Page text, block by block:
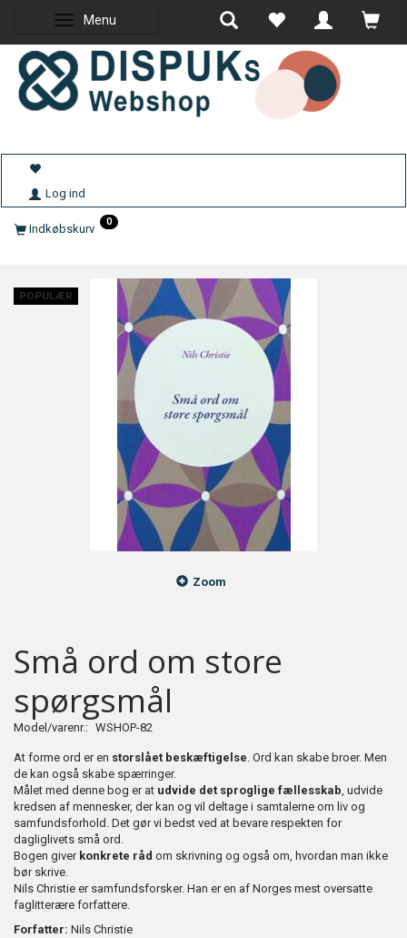
Skifte navigation
Menu
Log ind
Indkøbskurv 0
POPULÆR
Zoom
Små ord om store
spørgsmål
Model/varenr.: WSHOP-82
At forme ord er en storslået beskæftigelse. Ord kan skabe broer. Men
de kan også skabe spærringer.
Målet med denne bog er at udvide det sproglige fællesskab, udvide
kredsen af mennesker, der kan og vil deltage i samtalerne om liv og
samfundsforhold. Det gør vi bedst ved at bevare respekten for
dagliglivets små ord.
Bogen giver konkrete råd om skrivning og også om, hvordan man ikke
bør skrive.
Nils Christie er samfundsforsker. Han er en af Norges mest oversatte
faglitterære forfattere.
Forfatter: Nils Christie